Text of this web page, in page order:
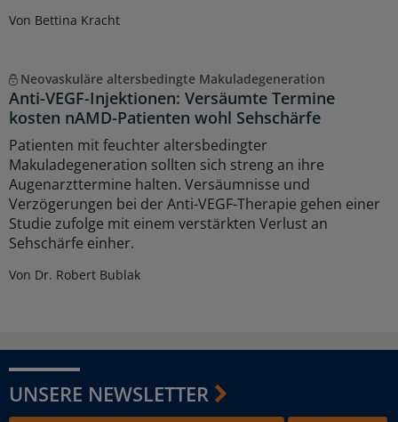
Von Bettina Kracht
Neovaskuläre altersbedingte Makuladegeneration
Anti-VEGF-Injektionen: Versäumte Termine
kosten nAMD-Patienten wohl Sehschärfe
Patienten mit feuchter altersbedingter
Makuladegeneration sollten sich streng an ihre
Augenarzttermine halten. Versäumnisse und
Verzögerungen bei der Anti-VEGF-Therapie gehen einer
Studie zufolge mit einem verstärkten Verlust an
Sehschärfe einher.
Von Dr. Robert Bublak
UNSERE NEWSLETTER